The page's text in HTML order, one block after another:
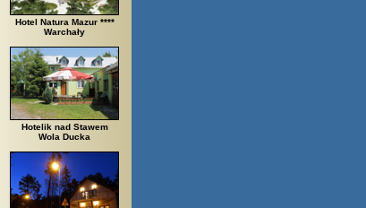
Hotel Natura Mazur ****
Warchały
Hotelik nad Stawem
Wola Ducka